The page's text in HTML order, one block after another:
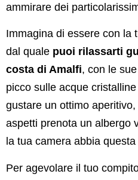
ammirare dei
Immagina di essere con la
dal quale puoi rilassarti
costa di Amalfi, con le
picco sulle acque
gustare un ottimo
aspetti prenota un albergo
la tua camera abbia
Per agevolare il tuo